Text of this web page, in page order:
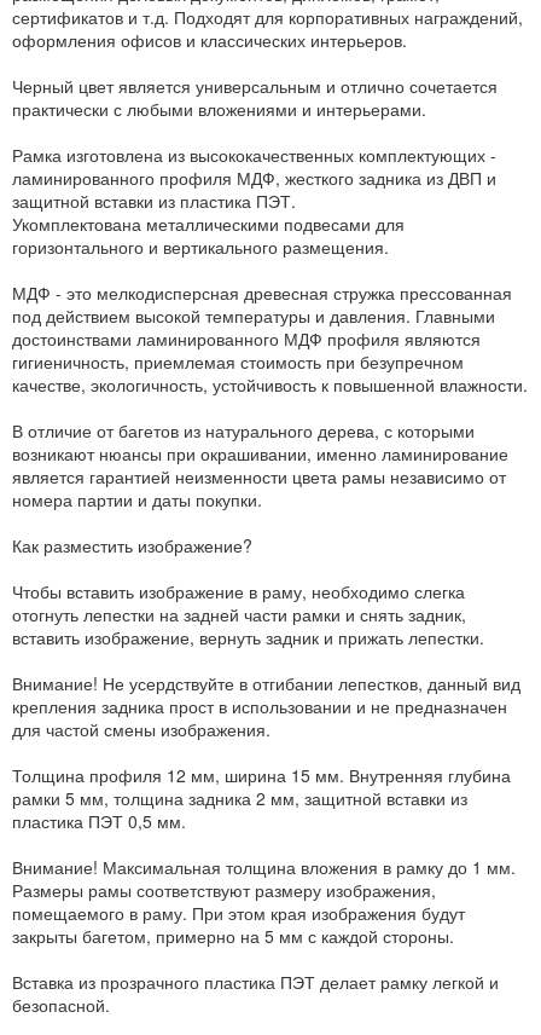
сертификатов и т.д. Подходят для корпоративных награждений,
оформления офисов и классических интерьеров.
Черный цвет является универсальным и отлично сочетается
практически с любыми вложениями и интерьерами.
Рамка изготовлена из высококачественных комплектующих -
ламинированного профиля МДФ, жесткого задника из ДВП и
защитной вставки из пластика ПЭТ.
Укомплектована металлическими подвесами для
горизонтального и вертикального размещения.
МДФ - это мелкодисперсная древесная стружка прессованная
под действием высокой температуры и давления. Главными
достоинствами ламинированного МДФ профиля являются
гигиеничность, приемлемая стоимость при безупречном
качестве, экологичность, устойчивость к повышенной влажности.
В отличие от багетов из натурального дерева, с которыми
возникают нюансы при окрашивании, именно ламинирование
является гарантией неизменности цвета рамы независимо от
номера партии и даты покупки.
Как разместить изображение?
Чтобы вставить изображение в раму, необходимо слегка
отогнуть лепестки на задней части рамки и снять задник,
вставить изображение, вернуть задник и прижать лепестки.
Внимание! Не усердствуйте в отгибании лепестков, данный вид
крепления задника прост в использовании и не предназначен
для частой смены изображения.
Толщина профиля 12 мм, ширина 15 мм. Внутренняя глубина
рамки 5 мм, толщина задника 2 мм, защитной вставки из
пластика ПЭТ 0,5 мм.
Внимание! Максимальная толщина вложения в рамку до 1 мм.
Размеры рамы соответствуют размеру изображения,
помещаемого в раму. При этом края изображения будут
закрыты багетом, примерно на 5 мм с каждой стороны.
Вставка из прозрачного пластика ПЭТ делает рамку легкой и
безопасной.